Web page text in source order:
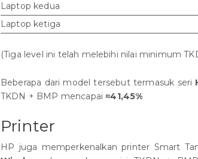
Laptop kedua
Laptop ketiga
(Tiga level ini telah melebihi nilai minimum
Beberapa dari model tersebut termasuk seri
TKDN + BMP mencapai≈41,45%
Printer
HP juga memperkenalkan printer Smart